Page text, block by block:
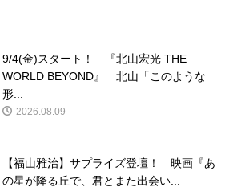
9/4(金)スタート！ 『北山宏光 THE
WORLD BEYOND』 北山「このような
形...
2026.08.09
【福山雅治】サプライズ登壇！ 映画『あ
の星が降る丘で、君とまた出会い...